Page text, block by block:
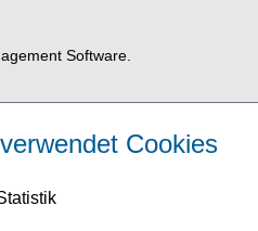
Software.
Cookies